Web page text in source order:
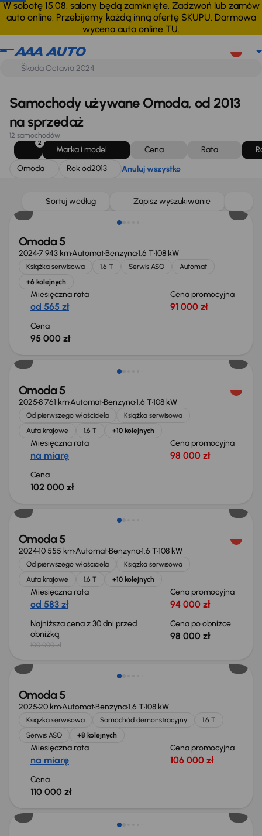
W sobotę 15.08. salony będą zamknięte. Zadzwoń lub zamów
auto online. Przebijemy każdą inną ofertę SKUPU. Darmowa
wycena auta online TU.
Omoda Rok od2013 Anuluj wszystko
Samochody używane Omoda, od 2013
na sprzedaż
12 samochodów
2
Marka i model Cena Rata
Omoda
Rok od2013 Anuluj wszystko
Sortuj według Zapisz wyszukiwanie
Od nowego taniej o 45 000 zł
Omoda 5
20247 943 kmAutomatBenzyna1.6 T108 kW
Książka serwisowa 1.6 T Serwis ASO
Automat
+6 kolejnych
Miesięczna rata
od 565 zł
Cena promocyjna
91 000 zł
Cena
95 000 zł
Od nowego taniej o 17 999 zł
Omoda 5
20258 761 kmAutomatBenzyna1.6 T108 kW
Od pierwszego właściciela
Książka serwisowa
Auta krajowe
1.6 T +10 kolejnych
Miesięczna rata
na miarę
Cena promocyjna
98 000 zł
Cena
102 000 zł
Omoda 5
202410 555 kmAutomatBenzyna1.6 T108 kW
Od pierwszego właściciela
Książka serwisowa
Auta krajowe
1.6 T +10 kolejnych
Miesięczna rata
od 583 zł
Cena promocyjna
94 000 zł
Najniższa cena z 30 dni przed
obniżką
100 000 zł
Cena po obniżce
98 000 zł
Możliwość odliczenia VAT
Omoda 5
202520 kmAutomatBenzyna1.6 T108 kW
Książka serwisowa Samochód demonstracyjny
1.6 T
Serwis ASO
+8 kolejnych
Miesięczna rata
na miarę
Cena promocyjna
106 000 zł
Cena
110 000 zł